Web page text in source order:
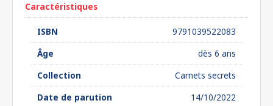
Caractéristiques
ISBN
9791039522083
Âge
dès 6 ans
Collection
Carnets secrets
Date de parution
14/10/2022